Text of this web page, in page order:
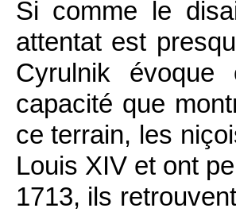
Si comme le
attentat est
Cyrulnik
capacité que
ce terrain, les
Louis XIV et ont
1713, ils